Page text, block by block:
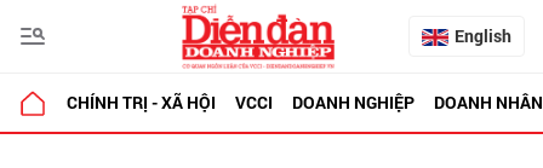
English
CHÍNH TRỊ - XÃ HỘI VCCI DOANH NGHIỆP DOANH NHÂN